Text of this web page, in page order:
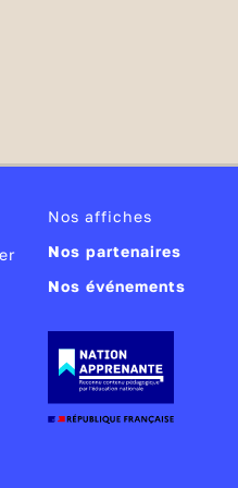
Nos affiches
Nos partenaires
Nos événements